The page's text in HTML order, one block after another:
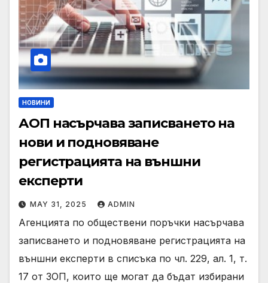
НОВИНИ
АОП насърчава записването на
нови и подновяване
регистрацията на външни
експерти
MAY 31, 2025 ADMIN
Агенцията по обществени поръчки насърчава
записването и подновяване регистрацията на
външни експерти в списъка по чл. 229, ал. 1, т.
17 от ЗОП, които ще могат да бъдат избирани